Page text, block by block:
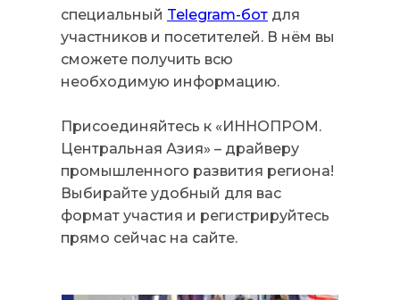
специальный Telegram-бот для
участников и посетителей. В нём вы
сможете получить всю
необходимую информацию.
Присоединяйтесь к «ИННОПРОМ.
Центральная Азия» – драйверу
промышленного развития региона!
Выбирайте удобный для вас
формат участия и регистрируйтесь
прямо сейчас на сайте.